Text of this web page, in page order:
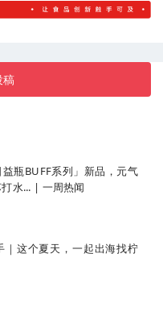
稿
瓶BUFF系列」新品，元气
水... | 一周热闻
｜这个夏天，一起出海找柠